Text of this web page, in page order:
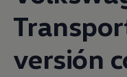
versión